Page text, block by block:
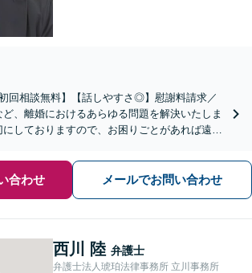
回相談無料】【話しやすさ◎】慰謝料請求／
、離婚におけるあらゆる問題を解決いたしま
しておりますので、お困りごとがあれば遠慮
合わせ メールでお問い合わせ
西川 陸 弁護士
弁護士法人琥珀法律事務所 立川事務所